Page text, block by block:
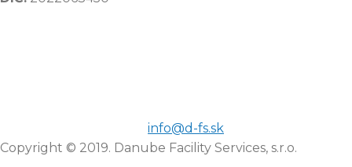
info@d-fs.sk
Copyright © 2019. Danube Facility Services, s.r.o.